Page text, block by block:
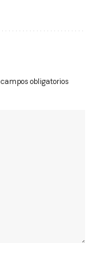
campos obligatorios